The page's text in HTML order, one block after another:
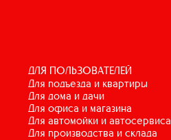
ДЛЯ ПОЛЬЗОВАТЕЛЕЙ
для подъезда и квартиры
для дома и дачи
для офиса и магазина
для автомойки и автосервиса
для производства и склада